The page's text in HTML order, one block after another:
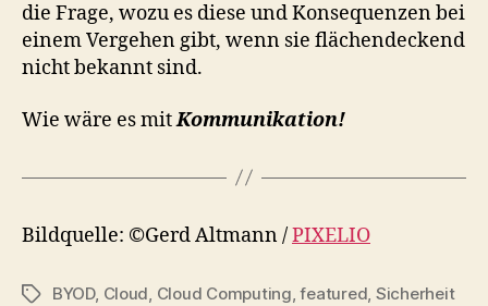
die Frage, wozu es diese und Konsequenzen bei
einem Vergehen gibt, wenn sie flächendeckend
nicht bekannt sind.
Wie wäre es mitKommunikation!
Bildquelle: ©Gerd Altmann /PIXELIO
TagsBYOD, Cloud Cloud Computing ,featured Sicherheit